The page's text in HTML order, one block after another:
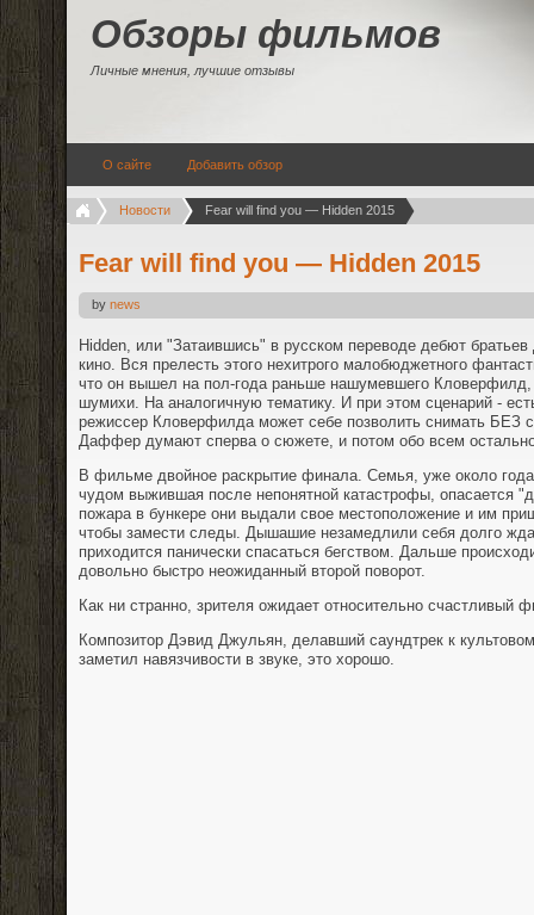
Обзоры фильмов
Личные мнения, лучшие отзывы
О сайте Добавить обзор
Новости Fear will find you — Hidden 2015
Fear will find you — Hidden 2015
by news
Hidden, или "Затаившись" в русском переводе дебют
кино. Вся прелесть этого нехитрого малобюджетного
что он вышел на пол-года раньше нашумевшего
шумихи. На аналогичную тематику. И при этом сценарий -
режиссер Кловерфилда может себе позволить снимать БЕЗ
Даффер думают сперва о сюжете, и потом обо всем
В фильме двойное раскрытие финала. Семья, уже около
чудом выжившая после непонятной катастрофы, опасается
пожара в бункере они выдали свое местоположение и им
чтобы замести следы. Дышашие незамедлили себя долго
приходится панически спасаться бегством. Дальше
довольно быстро неожиданный второй поворот.
Как ни странно, зрителя ожидает относительно счастливый
Композитор Дэвид Джульян, делавший саундтрек к
заметил навязчивости в звуке, это хорошо.